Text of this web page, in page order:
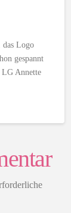
das Logo
gespannt
LG Annette